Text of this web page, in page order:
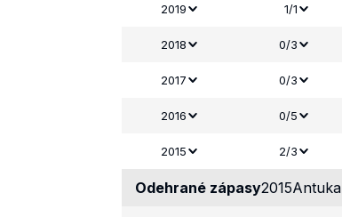
2019 1/1
2018 0/3
2017 0/3
2016 0/5
2015 2/3
Odehrané zápasy2015Antuka